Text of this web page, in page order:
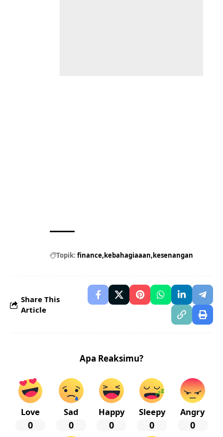
Topik: finance kebahagiaaan kesenangan
Share This
Article
Apa Reaksimu?
Love
0
Sad
0
Happy
0
Sleepy
0
Angry
0